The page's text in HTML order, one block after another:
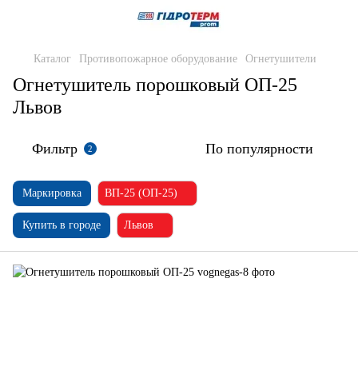
Каталог Противопожарное оборудование Огнетушители
Огнетушитель порошковый ОП-25
Львов
Фильтр 2 По популярности
Маркировка ВП-25 (ОП-25)
Купить в городе Львов